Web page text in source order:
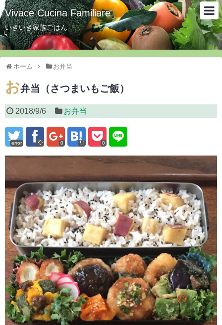
Vivace Cucina Familiare
いきいき家族ごはん
ホーム お弁当
お弁当（さつまいもご飯）
2018/9/6 お弁当
error 0 0